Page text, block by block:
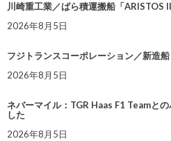
川崎重工業／ばら積運搬船「ARISTOS
2026年8月5日
フジトランスコーポレーション／新造
2026年8月5日
ネバーマイル：TGR Haas F1 Teamと
した
2026年8月5日